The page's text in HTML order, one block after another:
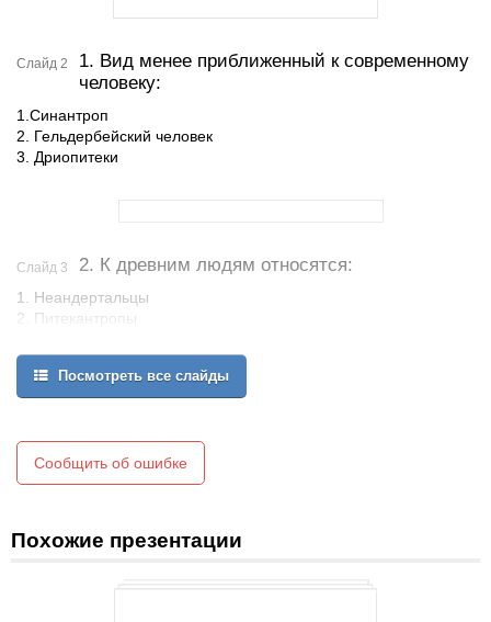
Слайд 2
1. Вид менее приближенный к современному
человеку:
1.Синантроп
2. Гельдербейский человек
3. Дриопитеки
Слайд 3 2. К древним людям относятся:
1. Неандертальцы
2. Питекантропы
Посмотреть все слайды
Сообщить об ошибке
Похожие презентации